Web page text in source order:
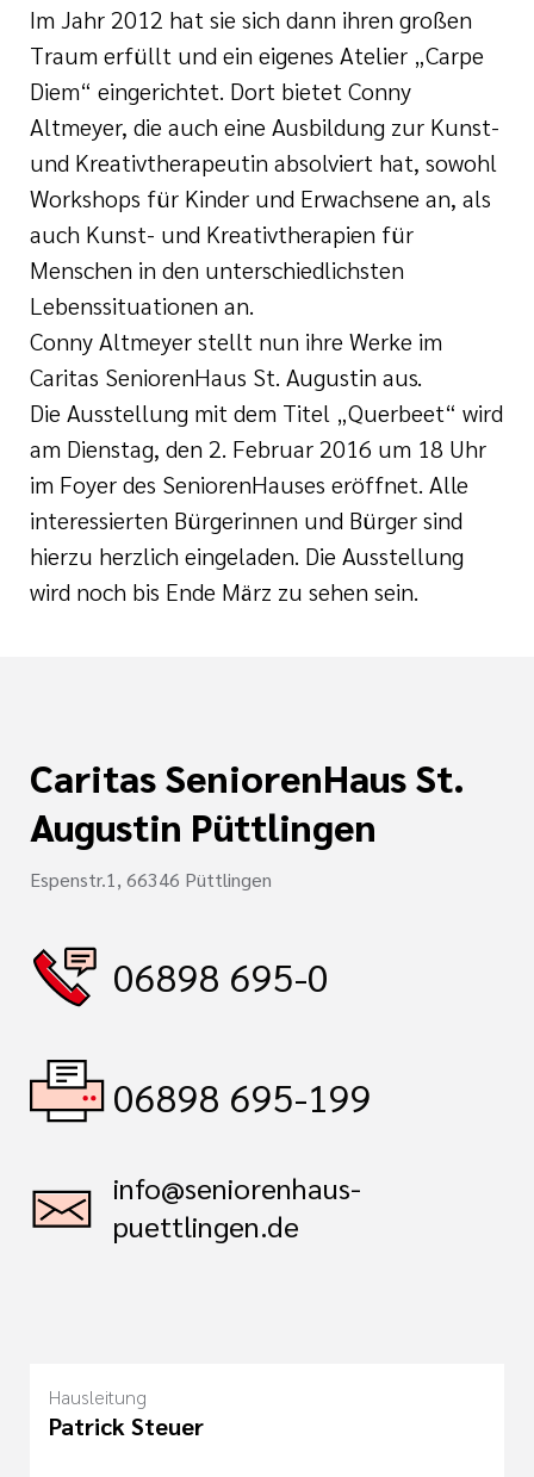
Im Jahr 2012 hat sie sich dann ihren großen
Traum erfüllt und ein eigenes Atelier „Carpe
Diem“ eingerichtet. Dort bietet Conny
Altmeyer, die auch eine Ausbildung zur Kunst-
und Kreativtherapeutin absolviert hat, sowohl
Workshops für Kinder und Erwachsene an, als
auch Kunst- und Kreativtherapien für
Menschen in den unterschiedlichsten
Lebenssituationen an.
Conny Altmeyer stellt nun ihre Werke im
Caritas SeniorenHaus St. Augustin aus.
Die Ausstellung mit dem Titel „Querbeet“ wird
am Dienstag, den 2. Februar 2016 um 18 Uhr
im Foyer des SeniorenHauses eröffnet. Alle
interessierten Bürgerinnen und Bürger sind
hierzu herzlich eingeladen. Die Ausstellung
wird noch bis Ende März zu sehen sein.
Caritas SeniorenHaus St.
Augustin Püttlingen
Espenstr.1, 66346 Püttlingen
06898 695-0
06898 695-199
info@seniorenhaus-
puettlingen.de
Hausleitung
Patrick Steuer